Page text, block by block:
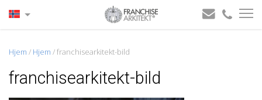
Hjem / Hjem /franchisearkitekt-bild
franchisearkitekt-bild